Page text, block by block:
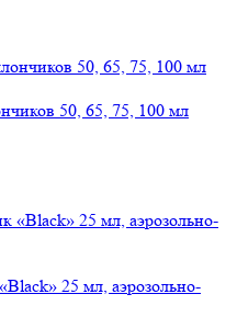
50, 65, 75, 100 мл
25 мл, аэрозольно-